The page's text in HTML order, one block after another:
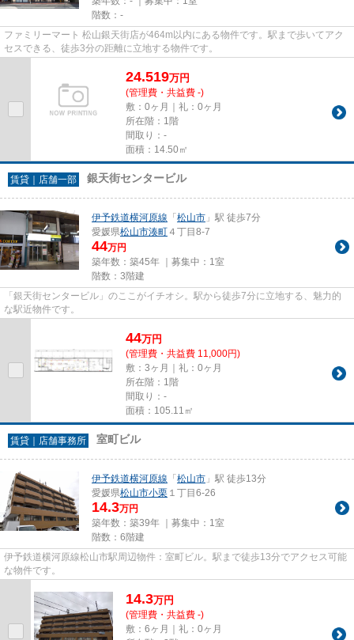
階数：-
ファミリーマート 松山銀天街店が464m以内にある物件です。駅まで歩いてアク
セスできる、徒歩3分の距離に立地する物件です。
24.519万円
(管理費・共益費 -)
敷：0ヶ月｜礼：0ヶ月
所在階：1階
間取り：-
面積：14.50㎡
賃貸｜店舗一部 銀天街センタービル
伊予鉄道横河原線 「 松山市 」駅 徒歩7分
愛媛県松山市湊町 ４丁目8-7
44万円
築年数：築45年 ｜募集中： 1室
階数：3階建
「銀天街センタービル」のここがイチオシ。駅から徒歩7分に立地する、魅力的
な駅近物件です。
44万円
(管理費・共益費 11,000円)
敷：3ヶ月｜礼：0ヶ月
所在階：1階
間取り：-
面積：105.11㎡
賃貸｜店舗事務所 室町ビル
伊予鉄道横河原線 「 松山市 」駅 徒歩13分
愛媛県松山市小栗 １丁目6-26
14.3万円
築年数：築39年 ｜募集中： 1室
階数：6階建
伊予鉄道横河原線松山市駅周辺物件：室町ビル。駅まで徒歩13分でアクセス可能
な物件です。
14.3万円
(管理費・共益費 -)
敷：6ヶ月｜礼：0ヶ月